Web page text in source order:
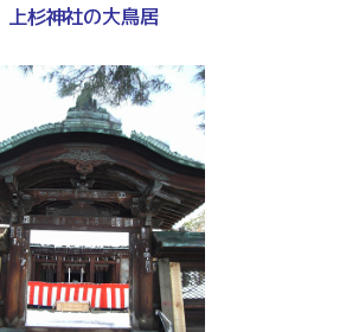
上杉神社の大鳥居